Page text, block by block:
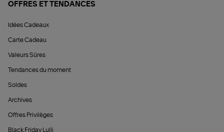
OFFRES ET TENDANCES
Idées Cadeaux
Carte Cadeau
Valeurs Sûres
Tendances du moment
Soldes
Archives
Offres Privilèges
Black Friday Lulli